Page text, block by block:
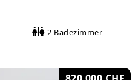
2 Badezimmer